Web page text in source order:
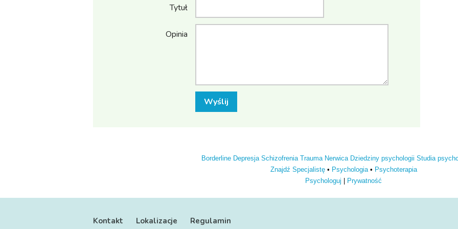
Tytuł
Opinia
Wyślij
Borderline Depresja Schizofrenia Trauma Nerwica Dziedziny psychologii Studia
Znajdź Specjalistę• Psychologia• Psychoterapia
Psychologuj
Prywatność
Kontakt Lokalizacje Regulamin